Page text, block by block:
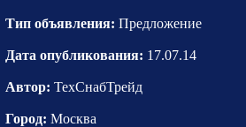
Тип объявления: Предложение
Дата опубликования: 17.07.14
Автор: ТехСнабТрейд
Город: Москва